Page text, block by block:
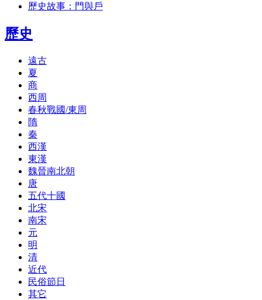
歷史故事：門與戶
歷史
遠古
夏
商
西周
春秋戰國/東周
隋
秦
西漢
東漢
魏晉南北朝
唐
五代十國
北宋
南宋
元
明
清
近代
民俗節日
其它